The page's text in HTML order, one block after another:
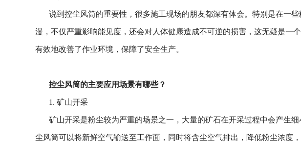
说到控尘风筒的重要性，很多施工现场的朋友都深有体会。特别是在一
漫，不仅严重影响能见度，还会对人体健康造成不可逆的损害，这无疑是一
有效地改善了作业环境，保障了安全生产。
控尘风筒的主要应用场景有哪些？
1. 矿山开采
矿山开采是粉尘较为严重的场景之一，大量的矿石在开采过程中会产生
尘风筒可以将新鲜空气输送至工作面，同时将含尘空气排出，降低粉尘浓度